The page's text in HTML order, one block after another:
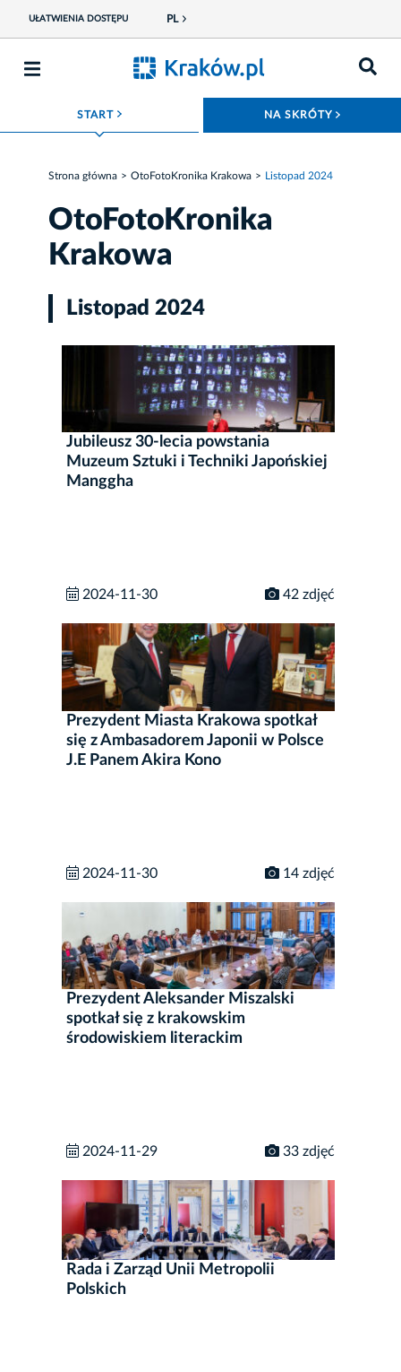
UŁATWIENIA DOSTĘPU PL
START ROZWIŃ MENU NA SKRÓTY
Strona główna OtoFotoKronika Krakowa Listopad 2024
OtoFotoKronika
Krakowa
Listopad 2024
Jubileusz 30-lecia powstania
Muzeum Sztuki i Techniki Japońskiej
Manggha
2024-11-30 42 zdjęć
Prezydent Miasta Krakowa spotkał
się z Ambasadorem Japonii w Polsce
J.E Panem Akira Kono
2024-11-30 14 zdjęć
Prezydent Aleksander Miszalski
spotkał się z krakowskim
środowiskiem literackim
2024-11-29 33 zdjęć
Rada i Zarząd Unii Metropolii
Polskich